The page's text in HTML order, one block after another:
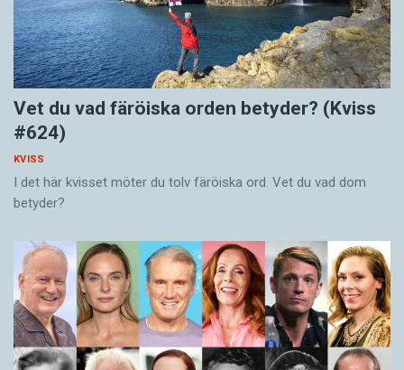
Vet du vad färöiska orden betyder? (Kviss
#624)
KVISS
I det här kvisset möter du tolv färöiska ord. Vet du vad dom
betyder?